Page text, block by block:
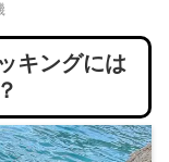
キングには